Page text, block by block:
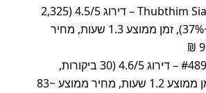
Thubthim Siam Travel – דירוג 4.5/5 (2,325
ביקורות, ~37%), זמן ממוצע 1.3 שעות, מחיר
מפעיל #48993 – דירוג 4.6/5 (30 ביקורות,
~15%), זמן ממוצע 1.2 שעות, מחיר ממוצע ~83